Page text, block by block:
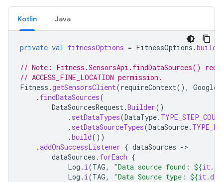
Kotlin Java
private val fitnessOptions = FitnessOptions .
// Note: Fitness.SensorsApi.findDataSources()
// ACCESS_FINE_LOCATION permission.
Fitness .getSensorsClient(requireContext(),
. findDataSources(
DataSourcesRequest.Builder()
. setDataTypes(DataType.
. setDataSourceTypes(DataSource.
.build())
.addOnSuccessListener { dataSources -
dataSources . forEach {
Log . i(TAG, "Data source found: ${it.
Log . i(TAG, "Data Source type: ${it.